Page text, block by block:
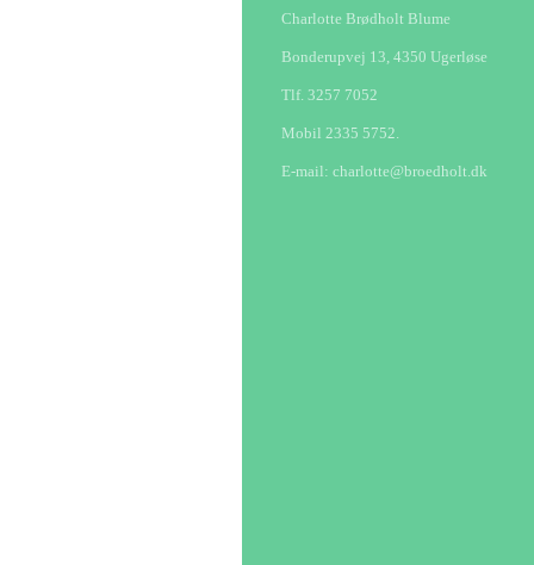
Charlotte Brødholt Blume
Bonderupvej 13, 4350 Ugerløse
Tlf. 3257 7052
Mobil 2335 5752.
E-mail: charlotte@broedholt.dk